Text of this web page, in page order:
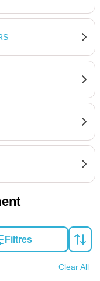
Filtres
Clear All